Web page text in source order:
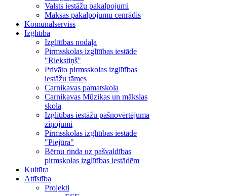
Valsts iestāžu pakalpojumi
Maksas pakalpojumu cenrādis
Komunālserviss
Izglītība
Izglītības nodaļa
Pirmsskolas izglītības iestāde
"Riekstiņš"
Privāto pirmsskolas izglītības
iestāžu tāmes
Carnikavas pamatskola
Carnikavas Mūzikas un mākslas
skola
Izglītības iestāžu pašnovērtējuma
ziņojumi
Pirmsskolas izglītības iestāde
"Piejūra"
Bērnu rinda uz pašvaldības
pirmskolas izglītības iestādēm
Kultūra
Attīstība
Projekti